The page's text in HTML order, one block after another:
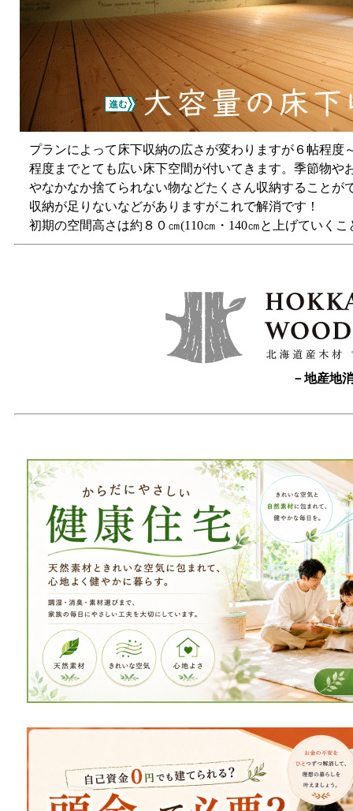
プランによって床下収納の広さが変わりますが６帖程度
程度までとても広い床下空間が付いてきます。季節物や
やなかなか捨てられない物などたくさん収納することが
収納が足りないなどがありますがこれで解消です！
初期の空間高さは約８０㎝(110㎝・140㎝と上げていくこ
－地産地